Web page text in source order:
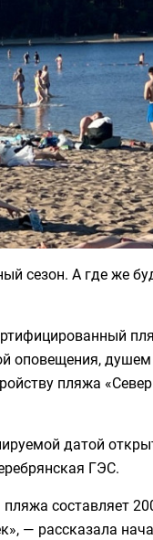
сезон. А где же
оповещения,
пляжа
датой
ГЭС.
составляет
— рассказала